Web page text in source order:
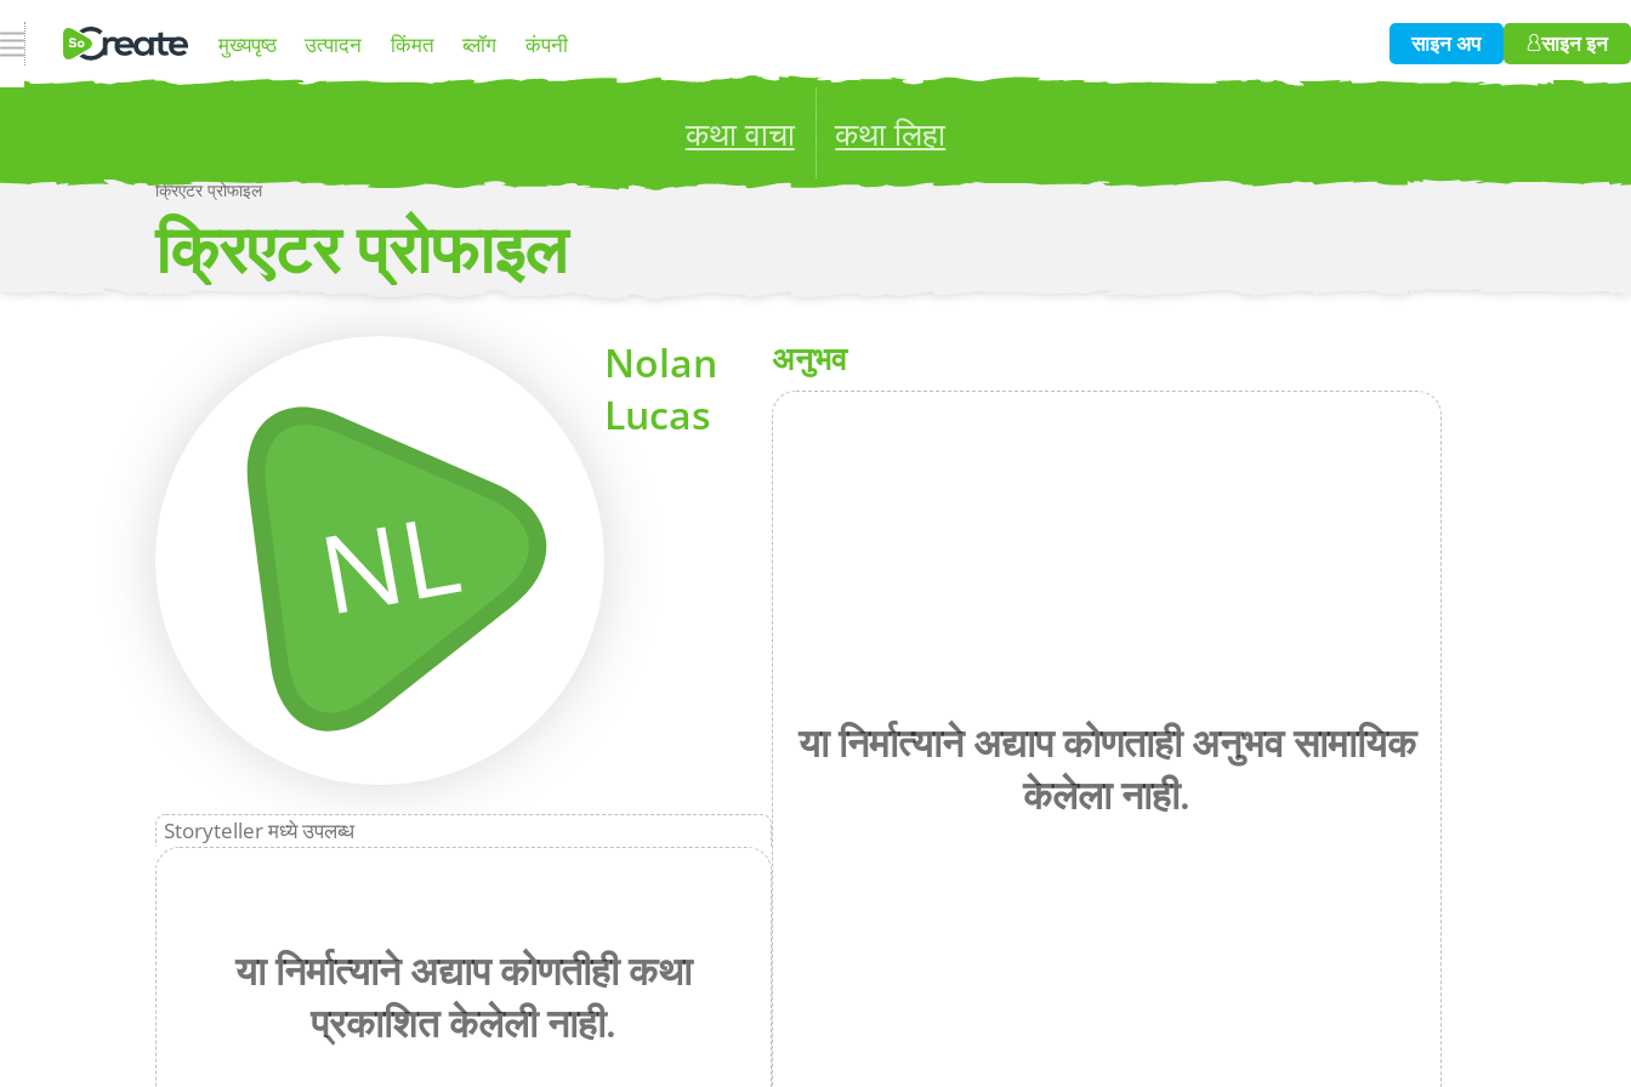
ओपन नेव्हिगेशन मुख्यपृष्ठ उत्पादन किंमत ब्लॉग कंपनी साइन अप साइन इन
कथा वाचा कथा लिहा
क्रिएटर प्रोफाइल
क्रिएटर प्रोफाइल
NL
Nolan
Lucas
Storyteller मध्ये उपलब्ध
या निर्मात्याने अद्याप कोणतीही कथा
प्रकाशित केलेली नाही.
अनुभव
या निर्मात्याने अद्याप कोणताही अनुभव सामायिक
केलेला नाही.